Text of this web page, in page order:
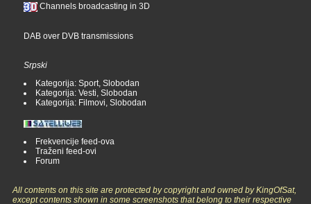
Channels broadcasting in 3D
DAB over DVB transmissions
Srpski
Kategorija: Sport, Slobodan
Kategorija: Vesti, Slobodan
Kategorija: Filmovi, Slobodan
Frekvencije feed-ova
Traženi feed-ovi
Forum
All contents on this site are protected by copyright and owned by KingOfSat,
except contents shown in some screenshots that belong to their respective